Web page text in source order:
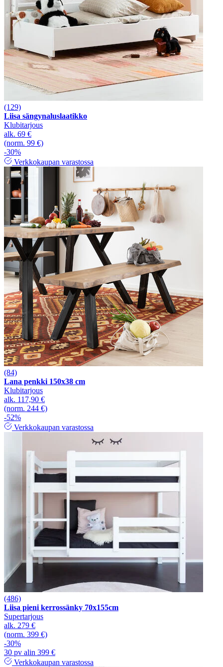
(129)
Liisa sängynaluslaatikko
Klubitarjous
alk. 69 €
(norm. 99 €)
-30%
Verkkokaupan varastossa
(84)
Lana penkki 150x38 cm
Klubitarjous
alk. 117,90 €
(norm. 244 €)
-52%
Verkkokaupan varastossa
(486)
Liisa pieni kerrossänky 70x155cm
Supertarjous
alk. 279 €
(norm. 399 €)
-30%
30 pv alin 399 €
Verkkokaupan varastossa